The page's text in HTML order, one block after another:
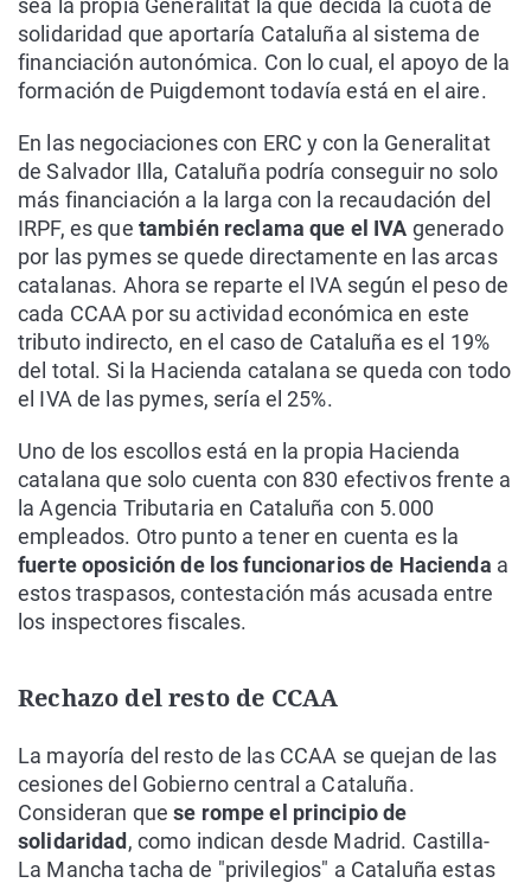
sea la propia Generalitat la que decida la cuota de
solidaridad que aportaría Cataluña al sistema de
financiación autonómica. Con lo cual, el apoyo de la
formación de Puigdemont todavía está en el aire.
En las negociaciones con ERC y con la Generalitat
de Salvador Illa, Cataluña podría conseguir no solo
más financiación a la larga con la recaudación del
IRPF, es que también reclama que el IVA generado
por las pymes se quede directamente en las arcas
catalanas. Ahora se reparte el IVA según el peso de
cada CCAA por su actividad económica en este
tributo indirecto, en el caso de Cataluña es el 19%
del total. Si la Hacienda catalana se queda con todo
el IVA de las pymes, sería el 25%.
Uno de los escollos está en la propia Hacienda
catalana que solo cuenta con 830 efectivos frente a
la Agencia Tributaria en Cataluña con 5.000
empleados. Otro punto a tener en cuenta es la
fuerte oposición de los funcionarios de Hacienda a
estos traspasos, contestación más acusada entre
los inspectores fiscales.
Rechazo del resto de CCAA
La mayoría del resto de las CCAA se quejan de las
cesiones del Gobierno central a Cataluña.
Consideran quese rompe el principio de
solidaridad , como indican desde Madrid. Castilla-
La Mancha tacha de "privilegios" a Cataluña estas